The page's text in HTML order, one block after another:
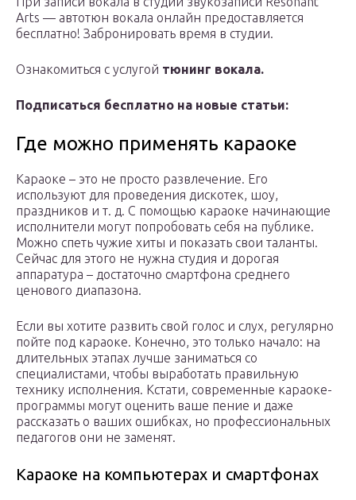
Arts — автотюн вокала онлайн предоставляется
бесплатно! Забронировать время в студии.
Ознакомиться с услугой тюнинг вокала.
Подписаться бесплатно на новые статьи:
Где можно применять караоке
Караоке – это не просто развлечение. Его
используют для проведения дискотек, шоу,
праздников и т. д. С помощью караоке начинающие
исполнители могут попробовать себя на публике.
Можно спеть чужие хиты и показать свои таланты.
Сейчас для этого не нужна студия и дорогая
аппаратура – достаточно смартфона среднего
ценового диапазона.
Если вы хотите развить свой голос и слух, регулярно
пойте под караоке. Конечно, это только начало: на
длительных этапах лучше заниматься со
специалистами, чтобы выработать правильную
технику исполнения. Кстати, современные караоке-
программы могут оценить ваше пение и даже
рассказать о ваших ошибках, но профессиональных
педагогов они не заменят.
Караоке на компьютерах и смартфонах